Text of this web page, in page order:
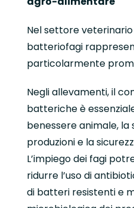
Nel settore
batteriofagi
particolarmente
Negli allevamenti, il
batteriche è
benessere animale,
produzioni e la
L’impiego dei fagi
ridurre l’uso di
di batteri resistenti e